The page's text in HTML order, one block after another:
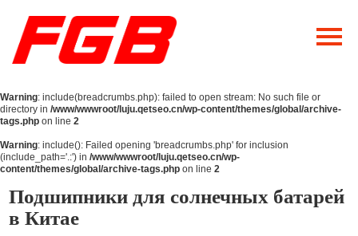
Главная
О Нас
Продукция
Новости
Warning: include(breadcrumbs.php): failed to open stream: No such file or
directory in /www/wwwroot/luju.qetseo.cn/wp-content/themes/global/archive-
tags.php on line 2
Warning: include(): Failed opening 'breadcrumbs.php' for inclusion
(include_path='.:') in /www/wwwroot/luju.qetseo.cn/wp-
content/themes/global/archive-tags.php on line 2
Подшипники для солнечных батарей
в Китае